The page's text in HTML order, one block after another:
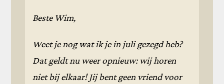
Beste Wim,
Weet je nog wat ik je in juli gezegd heb?
Dat geldt nu weer opnieuw: wij horen
niet bij elkaar! Jij bent geen vriend voor